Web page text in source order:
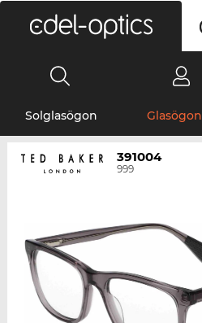
Solglasögon Glasögon
391004
999